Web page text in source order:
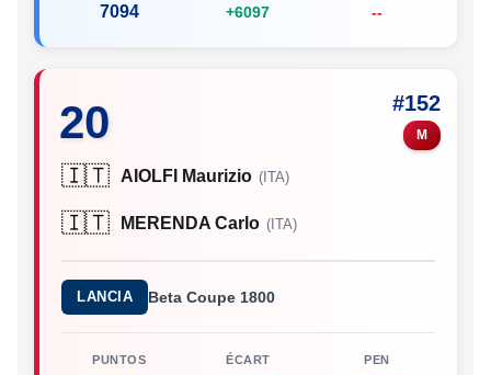
7094 +6097 --
20 #152
M
🇮🇹 AIOLFI Maurizio (ITA)
🇮🇹 MERENDA Carlo (ITA)
LANCIA Beta Coupe 1800
PUNTOS ÉCART PEN